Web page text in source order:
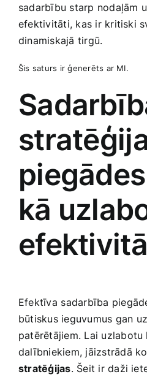
sadarbību starp nodaļām
efektivitāti, kas ir kritiski
dinamiskajā tirgū.
Šis saturs ir ģenerēts ar MI.
kā
Efektīva ⁤sadarbība
būtiskus ieguvumus gan
patērētājiem. Lai
dalībniekiem, jāizstrādā
stratēģijas. Šeit ir daži